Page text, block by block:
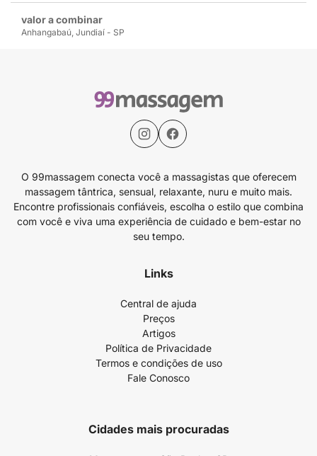
valor a combinar
Anhangabaú, Jundiaí - SP
O 99massagem conecta você a massagistas que oferecem
massagem tântrica, sensual, relaxante, nuru e muito mais.
Encontre profissionais confiáveis, escolha o estilo que combina
com você e viva uma experiência de cuidado e bem-estar no
seu tempo.
Links
Central de ajuda
Preços
Artigos
Política de Privacidade
Termos e condições de uso
Fale Conosco
Cidades mais procuradas